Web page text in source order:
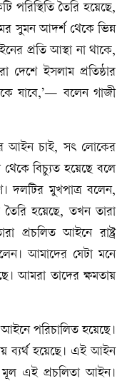
পরিস্থিতি তৈরি হয়েছে,
সুমন আদর্শ থেকে ভিন্ন
প্রতি আস্থা না থাকে,
দেশে ইসলাম প্রতিষ্ঠার
যাবে,’— বলেন গাজী
আইন চাই, সৎ লোকের
বিচ্যুত হয়েছে বলে
দলটির মুখপাত্র বলেন,
হয়েছে, তখন তারা
প্রচলিত আইনে রাষ্ট্র
আমাদের যেটা মনে
আমরা তাদের ক্ষমতায়
পরিচালিত হয়েছে।
ব্যর্থ হয়েছে। এই আইন
মূল এই প্রচলিতা আইন।